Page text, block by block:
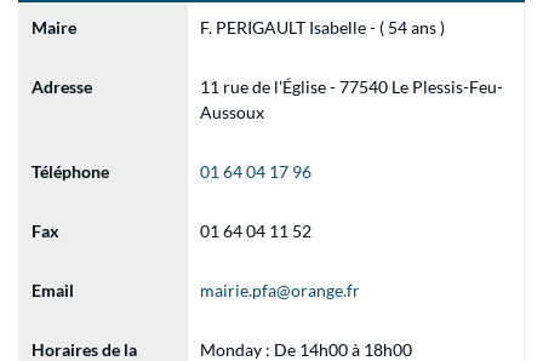
Maire F. PERIGAULT Isabelle - ( 54 ans )
Adresse
11 rue de l'Église - 77540 Le Plessis-Feu-
Aussoux
Téléphone 01 64 04 17 96
Fax 01 64 04 11 52
Email mairie.pfa@orange.fr
Horaires de la
Monday : De 14h00 à 18h00